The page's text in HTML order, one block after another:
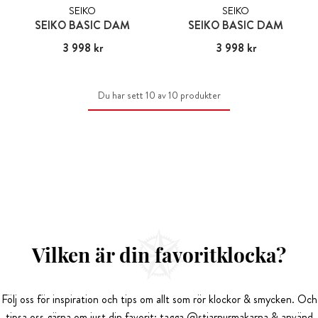
SEIKO
SEIKO BASIC DAM
Pris :3 998 kr
3 998 kr
SEIKO
SEIKO BASIC DAM
Pris :3 998 kr
3 998 kr
Du har sett 10 av 10 produkter
Vilken är din favoritklocka?
Följ oss för inspiration och tips om allt som rör klockor & smycken. Och